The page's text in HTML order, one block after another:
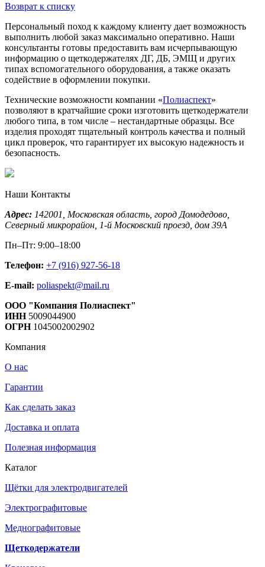
Возврат к списку
Персональный поход к каждому клиенту дает возможность
выполнить любой заказ максимально оперативно. Наши
консультанты готовы предоставить вам исчерпывающую
информацию о щеткодержателях ДГ, ДБ, ЭМЩ и других
типах вспомогательного оборудования, а также оказать
содействие в оформлении покупки.
Технические возможности компании «Полиаспект»
позволяют в кратчайшие сроки изготовить щеткодержатели
любого типа, в том числе – нестандартные образцы. Все
изделия проходят тщательный контроль качества и полный
цикл проверок, что гарантирует их высокую надежность и
безопасность.
Наши Контакты
Адрес: 142001, Московская область, город Домодедово
Северный микрорайон, 1-й Московский проезд, дом 39А
Пн–Пт: 9:00–18:00
Телефон: +7 (916) 927-56-18
E-mail: poliaspekt@mail.ru
ООО "Компания Полиаспект"
ИНН5009044900
ОГРН 1045002002902
Компания
О нас
Гарантии
Как сделать заказ
Доставка и оплата
Полезная информация
Каталог
Щётки для электродвигателей
Электрографитовые
Меднографитовые
Щеткодержатели